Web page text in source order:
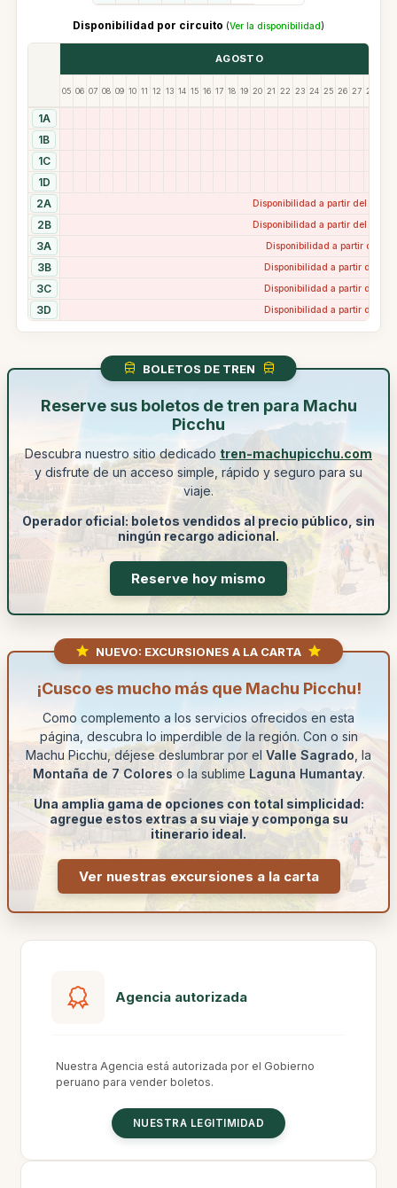
Disponibilidad por circuito (Ver la disponibilidad)
AGOSTO
05 06 07 08 09 10 11 12 13 14 15 16 17 18 19 20 21 22 23 24 25 26 27 28
1A
1B
1C
1D
2A
Disponibilidad a partir del 16
2B Disponibilidad a partir del 17
3A Disponibilidad a partir del 18
3B Disponibilidad a partir del 27
3C Disponibilidad a partir del 20
3D Disponibilidad a partir del 26
BOLETOS DE TREN
Reserve sus boletos de tren para Machu
Picchu
Descubra nuestro sitio dedicado tren-machupicchu.com
y disfrute de un acceso simple, rápido y seguro para su
viaje.
Operador oficial: boletos vendidos al precio público, sin
ningún recargo adicional.
Reserve hoy mismo
NUEVO: EXCURSIONES A LA CARTA
¡Cusco es mucho más que Machu Picchu!
Como complemento a los servicios ofrecidos en esta
página, descubra lo imperdible de la región. Con o sin
Machu Picchu, déjese deslumbrar por el Valle Sagrado , la
Montaña de 7 Coloreso la sublime Laguna Humantay.
Una amplia gama de opciones con total simplicidad:
agregue estos extras a su viaje y componga su
itinerario ideal.
Ver nuestras excursiones a la carta
Agencia autorizada
Nuestra Agencia está autorizada por el Gobierno
peruano para vender boletos.
NUESTRA LEGITIMIDAD